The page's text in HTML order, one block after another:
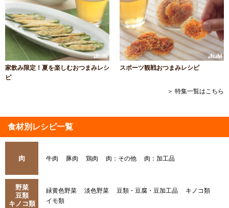
家飲み限定！夏を楽しむおつまみレシ
ピ
スポーツ観戦おつまみレシピ
＞ 特集一覧はこちら
食材別レシピ一覧
肉 牛肉 豚肉 鶏肉 肉：その他 肉：加工品
野菜
豆類
キノコ類
緑黄色野菜 淡色野菜 豆類・豆腐・豆加工品
キノコ類
イモ類